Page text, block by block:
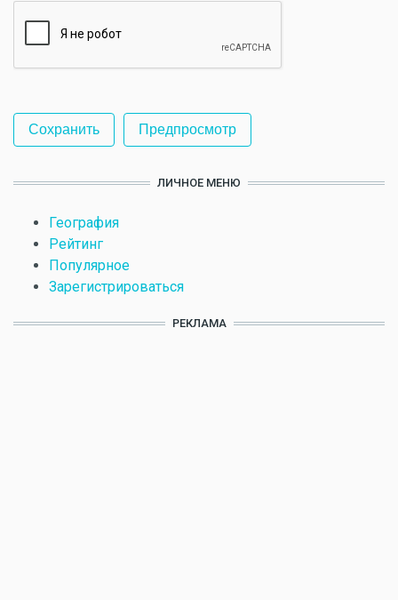
ЛИЧНОЕ МЕНЮ
География
Рейтинг
Популярное
Зарегистрироваться
РЕКЛАМА